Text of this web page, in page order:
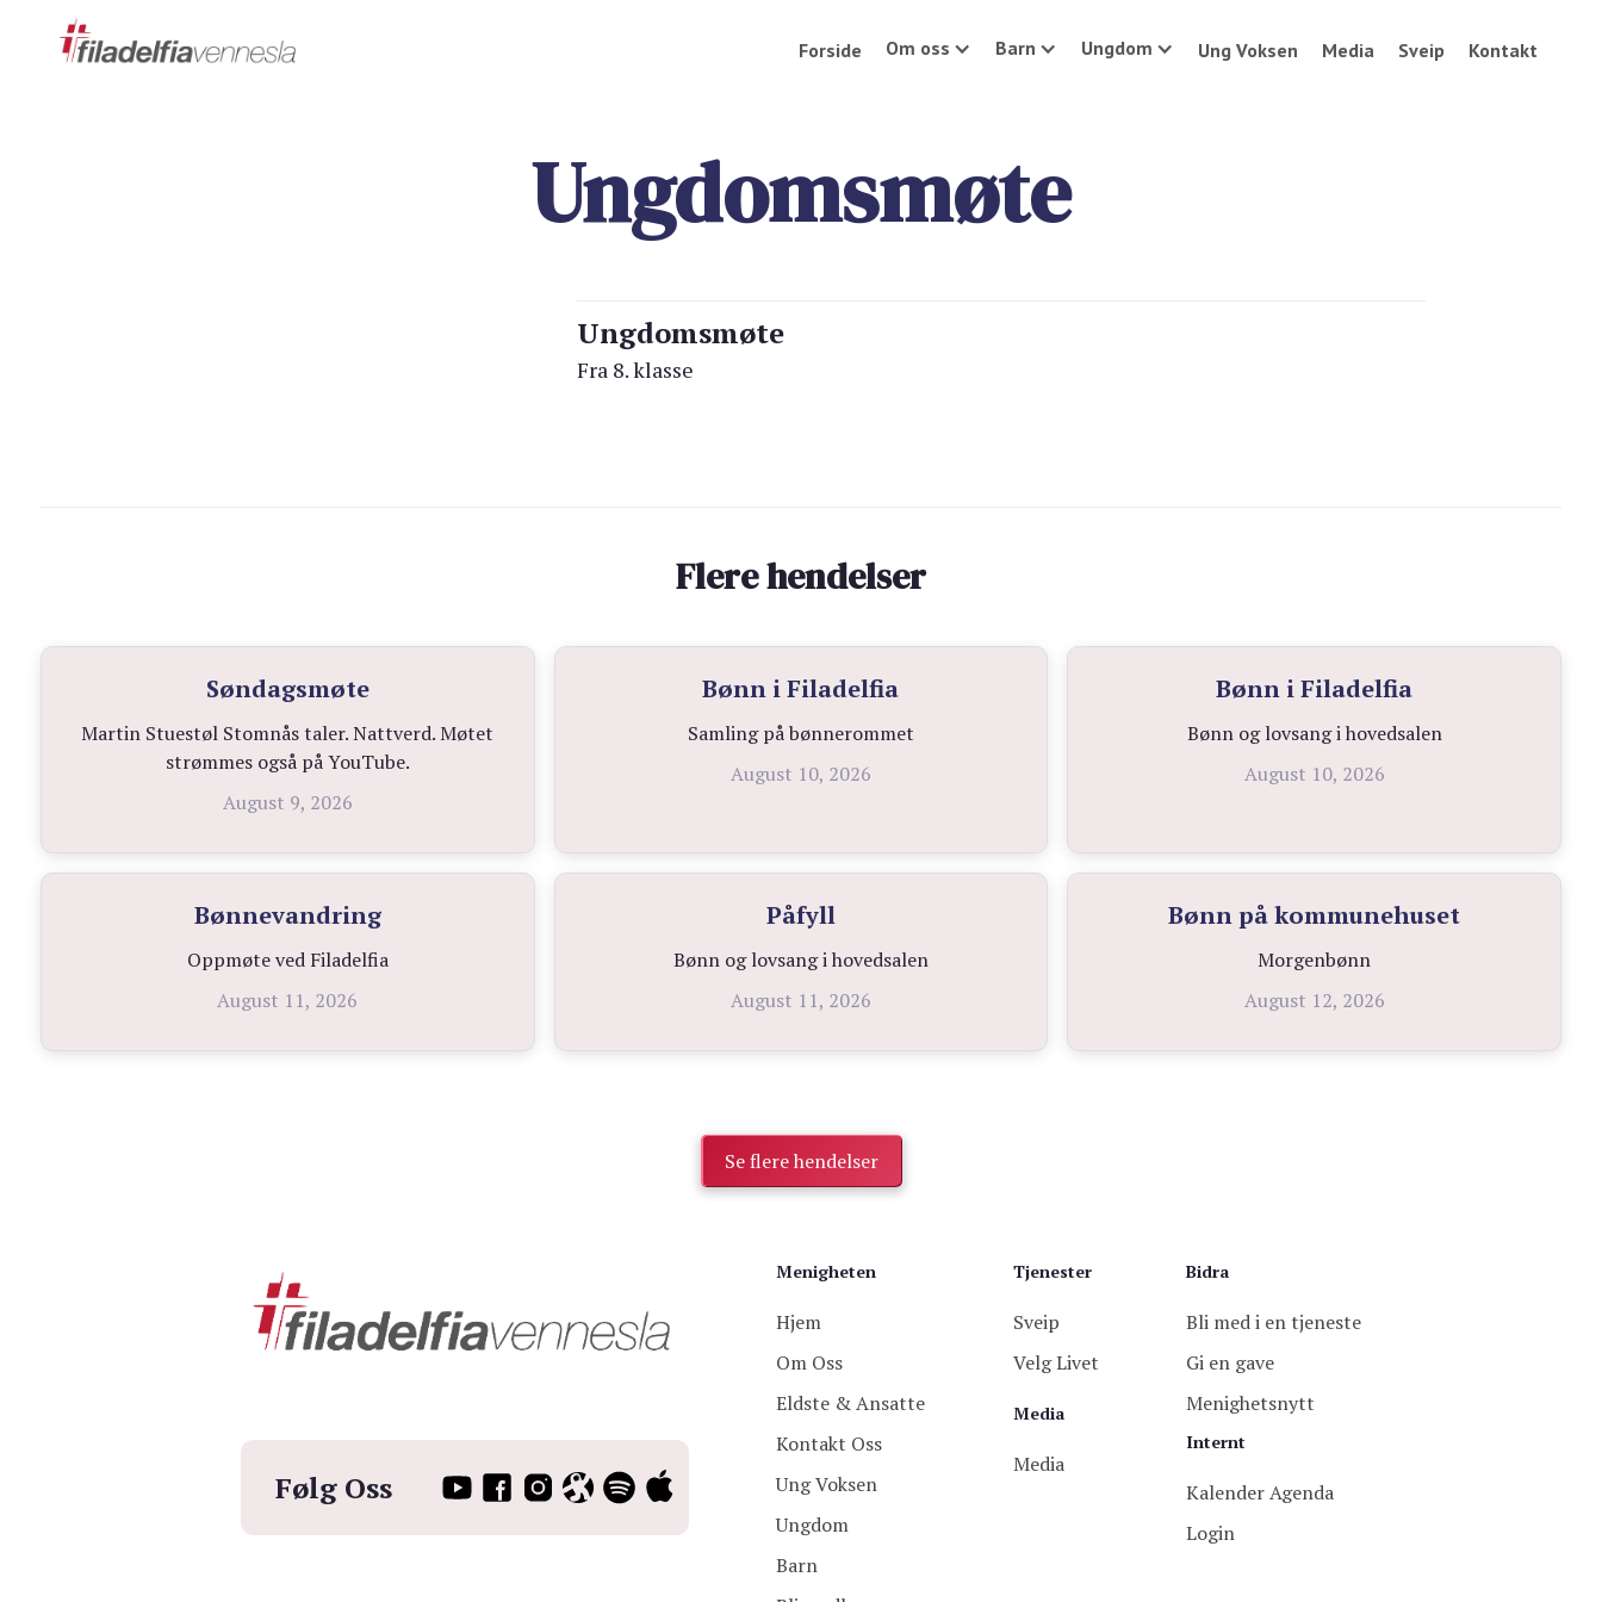
Forside Om oss Barn Ungdom Ung Voksen Media Sveip Kontakt
Ungdomsmøte
Ungdomsmøte
Fra 8. klasse
Flere hendelser
Søndagsmøte
Martin Stuestøl Stomnås taler. Nattverd. Møtet
strømmes også på YouTube.
August 9, 2026
Bønn i Filadelfia
Samling på bønnerommet
August 10, 2026
Bønn i Filadelfia
Bønn og lovsang i hovedsalen
August 10, 2026
Bønnevandring
Oppmøte ved Filadelfia
August 11, 2026
Påfyll
Bønn og lovsang i hovedsalen
August 11, 2026
Bønn på kommunehuset
Morgenbønn
August 12, 2026
Se flere hendelser
Følg Oss
Menigheten
Hjem
Om Oss
Eldste & Ansatte
Kontakt Oss
Ung Voksen
Ungdom
Barn
Tjenester
Sveip
Velg Livet
Media
Media
Bidra
Bli med i en tjeneste
Gi en gave
Menighetsnytt
Internt
Kalender Agenda
Login